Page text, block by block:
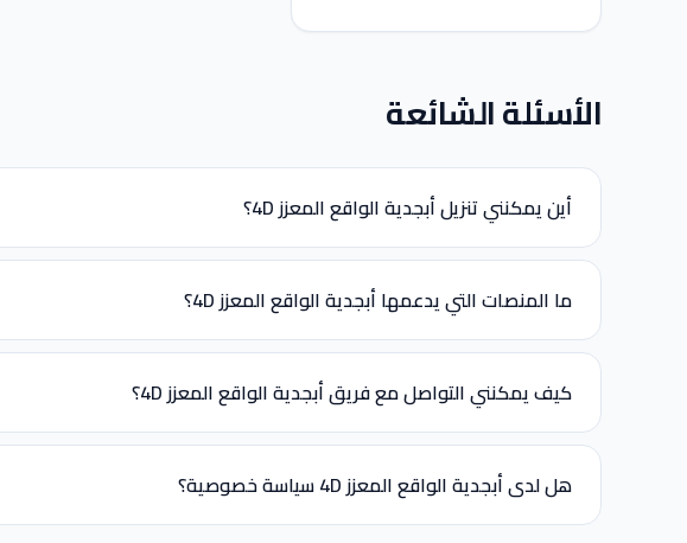
الأسئلة الشائعة
أين يمكنني تنزيل أبجدية الواقع المعزز 4D؟
ما المنصات التي يدعمها أبجدية الواقع المعزز 4D؟
كيف يمكنني التواصل مع فريق أبجدية الواقع المعزز 4D؟
هل لدى أبجدية الواقع المعزز 4D سياسة خصوصية؟